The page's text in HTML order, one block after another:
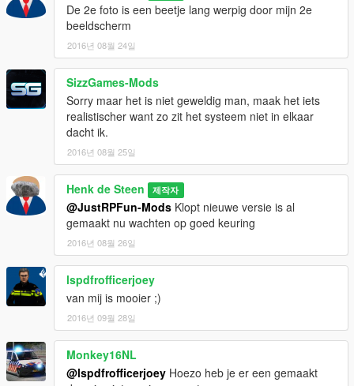
De 2e foto is een beetje lang werpig door mijn 2e
beeldscherm
2016년 08월 24일
SizzGames-Mods
Sorry maar het is niet geweldig man, maak het iets
realistischer want zo zit het systeem niet in elkaar
dacht ik.
2016년 08월 25일
Henk de Steen 제작자
@JustRPFun-Mods Klopt nieuwe versie is al
gemaakt nu wachten op goed keuring
2016년 08월 26일
lspdfrofficerjoey
van mij is mooier ;)
2016년 09월 28일
Monkey16NL
@lspdfrofficerjoey Hoezo heb je er een gemaakt